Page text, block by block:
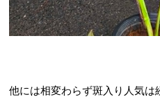
他には相変わらず斑入り人気